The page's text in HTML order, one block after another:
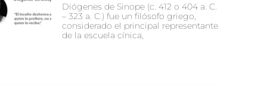
Diógenes de Sinope (c. 412 o 404 a. C.
– 323 a. C.) fue un filósofo griego,
considerado el principal representante
de la escuela cínica,